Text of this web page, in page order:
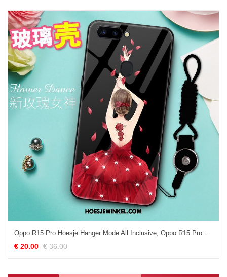
Oppo R15 Pro Hoesje Hanger Mode All Inclusive, Oppo R15 Pro Hoesje Glas Hoes
€ 20.00 € 36.00